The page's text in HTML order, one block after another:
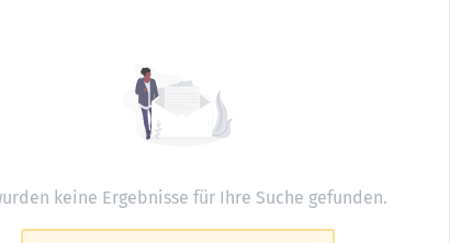
keine Ergebnisse für Ihre Suche gefunden.